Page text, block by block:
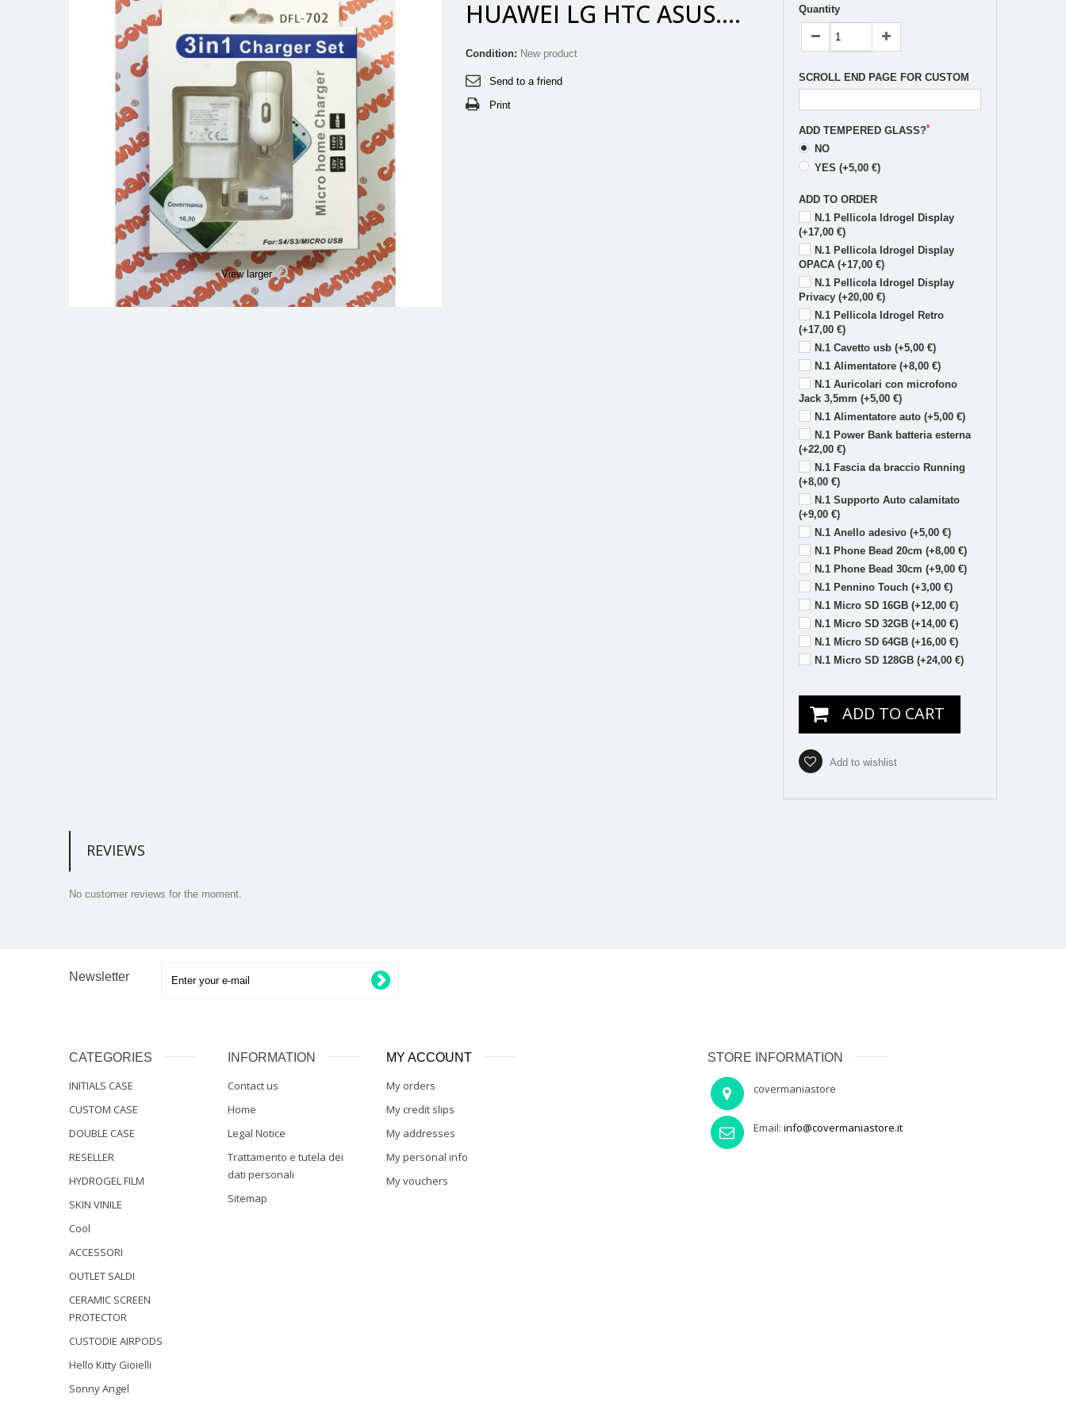
View larger
HUAWEI LG HTC ASUS....
Condition: New product
Send to a friend
Print
Quantity
SCROLL END PAGE FOR CUSTOM
ADD TEMPERED GLASS?*
NO
YES (+5,00 €)
ADD TO ORDER
N.1 Pellicola Idrogel Display
(+17,00 €)
N.1 Pellicola Idrogel Display
OPACA (+17,00 €)
N.1 Pellicola Idrogel Display
Privacy (+20,00 €)
N.1 Pellicola Idrogel Retro
(+17,00 €)
N.1 Cavetto usb (+5,00 €)
N.1 Alimentatore (+8,00 €)
N.1 Auricolari con microfono
Jack 3,5mm (+5,00 €)
N.1 Alimentatore auto (+5,00 €)
N.1 Power Bank batteria esterna
(+22,00 €)
N.1 Fascia da braccio Running
(+8,00 €)
N.1 Supporto Auto calamitato
(+9,00 €)
N.1 Anello adesivo (+5,00 €)
N.1 Phone Bead 20cm (+8,00 €)
N.1 Phone Bead 30cm (+9,00 €)
N.1 Pennino Touch (+3,00 €)
N.1 Micro SD 16GB (+12,00 €)
N.1 Micro SD 32GB (+14,00 €)
N.1 Micro SD 64GB (+16,00 €)
N.1 Micro SD 128GB (+24,00 €)
ADD TO CART
Add to wishlist
REVIEWS
No customer reviews for the moment.
Newsletter
CATEGORIES
INITIALS CASE
CUSTOM CASE
DOUBLE CASE
RESELLER
HYDROGEL FILM
SKIN VINILE
Cool
ACCESSORI
OUTLET SALDI
CERAMIC SCREEN
PROTECTOR
CUSTODIE AIRPODS
Hello Kitty Gioielli
Sonny Angel
INFORMATION
Contact us
Home
Legal Notice
Trattamento e tutela dei
dati personali
Sitemap
MY ACCOUNT
My orders
My credit slips
My addresses
My personal info
My vouchers
STORE INFORMATION
covermaniastore
Email: info@covermaniastore.it